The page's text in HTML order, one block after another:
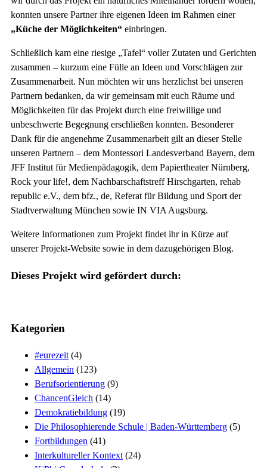
konnten unsere Partner ihre eigenen Ideen im Rahmen einer
„Küche der Möglichkeiten“ einbringen.
Schließlich kam eine riesige „Tafel“ voller Zutaten und Gerichten
zusammen – kurzum eine Fülle an Ideen und Vorschlägen zur
Zusammenarbeit. Nun möchten wir uns herzlichst bei unseren
Partnern bedanken, da wir gemeinsam mit euch Räume und
Möglichkeiten für das Projekt durch eine freiwillige und
unbeschwerte Begegnung erschließen konnten. Besonderer
Dank für die angenehme Zusammenarbeit gilt an dieser Stelle
unseren Partnern – dem Montessori Landesverband Bayern, dem
JFF Institut für Medienpädagogik, dem Papiertheater Nürnberg,
Rock your life!, dem Nachbarschaftstreff Hirschgarten, rehab
republic e.V., dem bfz., de, Referat für Bildung und Sport der
Stadtverwaltung München sowie IN VIA Augsburg.
Weitere Informationen zum Projekt findet ihr in Kürze auf
unserer Projekt-Website sowie in dem dazugehörigen Blog.
Dieses Projekt wird gefördert durch:
Kategorien
#eurezeit (4)
Allgemein (123)
Berufsorientierung (9)
ChancenGleich (14)
Demokratiebildung (19)
Die Philosophierende Schule | Baden-Württemberg (5)
Fortbildungen (41)
Interkultureller Kontext (24)